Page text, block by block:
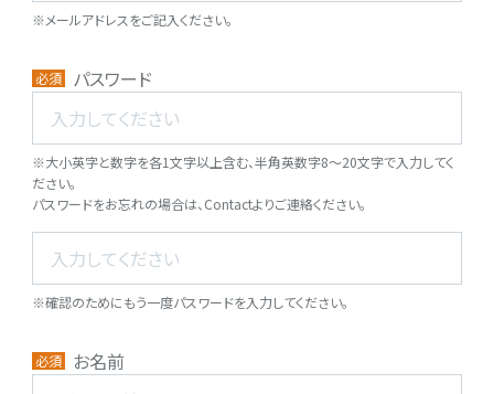
見学申込
※メールアドレスをご記入ください。
必須 パスワード
※大小英字と数字を各1文字以上含む、半角英数字8〜20文字で入力してく
ださい。
パスワードをお忘れの場合は、Contactよりご連絡ください。
※確認のためにもう一度パスワードを入力してください。
必須 お名前